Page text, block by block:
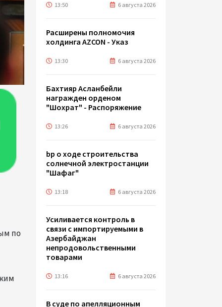
по
13:50 6 августа 2026
Расширены полномочия
холдинга AZCON - Указ
13:30 6 августа 2026
Бахтияр Асланбейли
награжден орденом
"Шохрат" - Распоряжение
13:26 6 августа 2026
bp о ходе строительства
солнечной электростанции
"Шафаг"
13:18 6 августа 2026
Усиливается контроль в
связи с импортируемыми в
Азербайджан
непродовольственными
товарами
13:16 6 августа 2026
В суде по апелляционным